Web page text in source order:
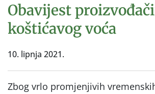
Obavijest
koštićavog voća
10. lipnja 2021.
Zbog vrlo promjenjivih